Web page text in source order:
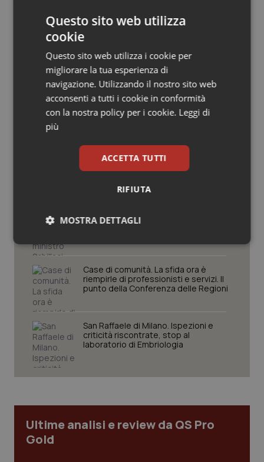
Salute orale & impianti
Sangue & coagulazione
Tiroide
Tumore al seno
Tumore ovarico
Tumori del Polmone & Testa Collo
Ulcera & Reflusso
Vaccini
Potrebbe interessarti in
Lazio
Settimana della Scienza dello
Spallanzani: capire la ricerca per
Schillaci: “Gli attuali indicatori non
Case di comunità. La sfida ora è
riempirle di professionisti e servizi. Il
punto della Conferenza delle Regioni
San Raffaele di Milano. Ispezioni e
criticità riscontrate, stop al
laboratorio di Embriologia
Ultime analisi e review da QS Pro
Gold
Questo sito web utilizza
cookie
Questo sito web utilizza i cookie per
migliorare la tua esperienza di
navigazione. Utilizzando il nostro sito web
acconsenti a tutti i cookie in conformità
con la nostra policy per i cookie. Leggi di
più
ACCETTA TUTTI
RIFIUTA
MOSTRA DETTAGLI
Necessari Statistici Marketing
Necessari Statistici Marketing
I cookie necessari contribuiscono a rendere fruibile il
sito web abilitandone funzionalità di base quali la
navigazione sulle pagine e l'accesso alle aree
protette del sito. Il sito web non è in grado di
Nome
Fornitore/Dominio
VISITOR_PRIVACY_METADATA
YouTube
.youtube.com